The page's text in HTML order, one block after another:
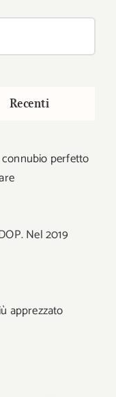
Recenti
perfetto
Nel 2019
apprezzato